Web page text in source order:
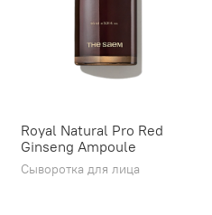
Royal Natural Pro Red
Ginseng Ampoule
Сыворотка для лица